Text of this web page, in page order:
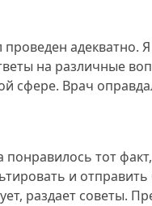
адекватно.
на различные
сфере. Врач
понравилось тот
и
раздает советы.